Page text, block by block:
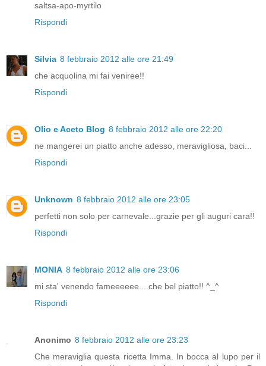
saltsa-apo-myrtilo
Rispondi
Silvia 8 febbraio 2012 alle ore 21:49
che acquolina mi fai veniree!!
Rispondi
Olio e Aceto Blog 8 febbraio 2012 alle ore 22:20
ne mangerei un piatto anche adesso, meravigliosa, baci...
Rispondi
Unknown 8 febbraio 2012 alle ore 23:05
perfetti non solo per carnevale...grazie per gli auguri cara!!
Rispondi
MONIA 8 febbraio 2012 alle ore 23:06
mi sta' venendo fameeeeee....che bel piatto!! ^_^
Rispondi
Anonimo 8 febbraio 2012 alle ore 23:23
Che meraviglia questa ricetta Imma. In bocca al lupo per il